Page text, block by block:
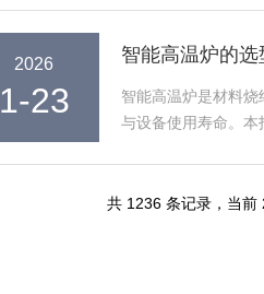
2026
1-23
智能高温炉的
智能高温炉是材料
与设备使用寿命。
共 1236 条记录，当前